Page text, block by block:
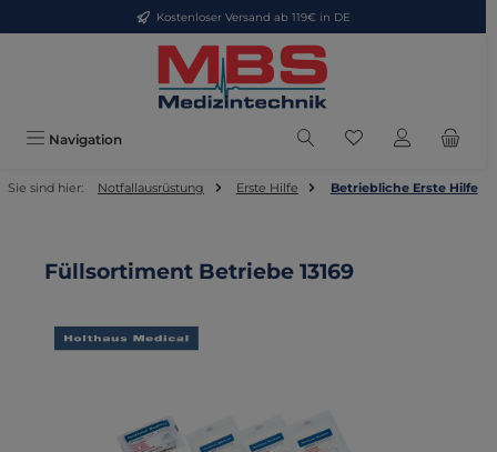
Zum Hauptinhalt springenKostenloser Versand ab 119€ in DE
Navigation Du hast 0
Sie sind hier: Notfallausrüstung Erste Hilfe Betriebliche Erste Hilfe
Füllsortiment Betriebe 13169
Bildergalerie überspringen